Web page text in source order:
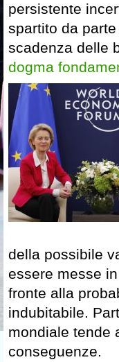
persistente
spartito da
scadenza delle
dogma
della possibile
essere messe
fronte alla
indubitabile.
mondiale tende
conseguenze.